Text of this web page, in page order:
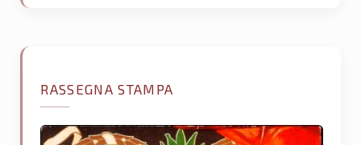
RASSEGNA STAMPA